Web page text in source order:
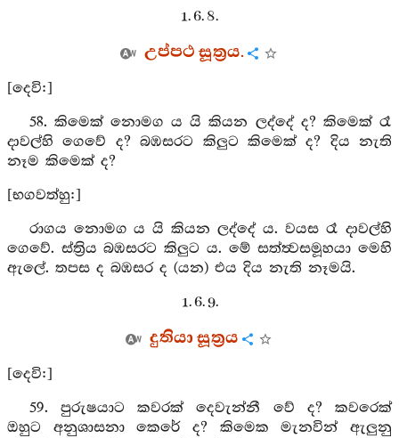
1. 6. 8.
උප්පථ සූත්‍රය.
[දෙවි:]
58. කිමෙක් නොමග ය යි කියන ලද්දේ ද? කිමෙක් රෑ
දාවල්හි ගෙවේ ද? බඹසරට කිලුට කිමෙක් ද? දිය නැති
නෑම කිමෙක් ද?
[භගවත්හු:]
රාගය නොමග ය යි කියන ලද්දේ ය. වයස රෑ දාවල්හි
ගෙවේ. ස්ත්‍රිය බඹසරට කිලුට ය. මේ සත්ත්‍වසමූහයා මෙහි
ඇලේ. තපස ද බඹසර ද (යන) එය දිය නැති නෑමයි.
1. 6. 9.
දුතියා සූත්‍රය
[දෙවි:]
59. පුරුෂයාට කවරක් දෙවැන්නී වේ ද? කවරෙක්
ඔහුට අනුශාසනා කෙරේ ද? කිමෙක මැනවින් ඇලුනු